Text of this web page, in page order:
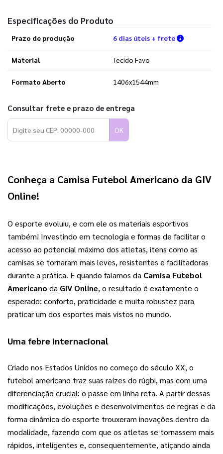
Especificações do Produto
Prazo de produção 6 dias úteis + frete Verifique
Material Tecido Favo
Formato Aberto 1406x1544mm
Consultar frete e prazo de entrega
OK
Conheça a Camisa Futebol Americano da GIV
Online!
O esporte evoluiu, e com ele os materiais esportivos
também! Investindo em tecnologia e formas de facilitar o
acesso ao potencial máximo dos atletas, itens como as
camisas se tornaram mais leves, resistentes e facilitadoras
durante a prática. E quando falamos da Camisa Futebol
Americano da GIV Online, o resultado é exatamente o
esperado: conforto, praticidade e muita robustez para
praticar um dos esportes mais vistos no mundo.
Uma febre internacional
Criado nos Estados Unidos no começo do século XX, o
futebol americano traz suas raízes do rúgbi, mas com uma
diferenciação crucial: o passe em linha reta. A partir dessas
modificações, evoluções e desenvolvimentos de regras e da
forma dinâmica do esporte trouxeram inovações dentro da
modalidade, fazendo com que os atletas se tornassem mais
rápidos, inteligentes e, consequentemente, atiçando ainda